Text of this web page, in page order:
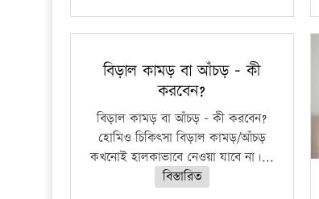
বিড়াল কামড় বা আঁচড় – কী
করবেন?
বিড়াল কামড় বা আঁচড় – কী করবেন?
হোমিও চিকিৎসা বিড়াল কামড়/আঁচড়
কখনোই হালকাভাবে নেওয়া যাবে না।...
বিস্তারিত